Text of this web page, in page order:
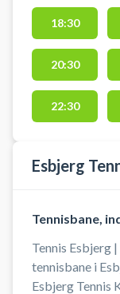
18:30
20:30
22:30
Esbjerg
Tennisbane,
Tennis Esbjerg
tennisbane i
Esbjerg Tennis